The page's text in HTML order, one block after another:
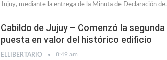
Jujuy, mediante la entrega de la Minuta de Declaración
Cabildo de Jujuy – Comenzó la
puesta en valor del histórico edificio
ELLIBERTARIO 8:49 am